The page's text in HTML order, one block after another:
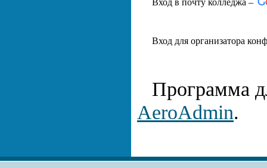
Вход для организатора
Программа
AeroAdmin.